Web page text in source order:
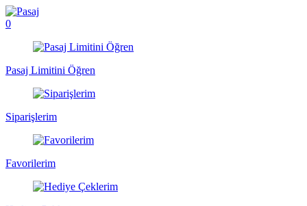
0
Pasaj Limitini Öğren
Siparişlerim
Favorilerim